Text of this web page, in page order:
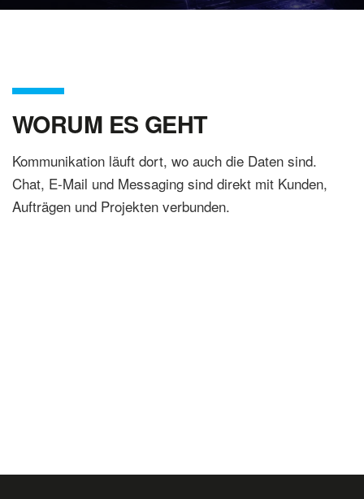
WORUM ES GEHT
Kommunikation läuft dort, wo auch die Daten sind.
Chat, E-Mail und Messaging sind direkt mit Kunden,
Aufträgen und Projekten verbunden.